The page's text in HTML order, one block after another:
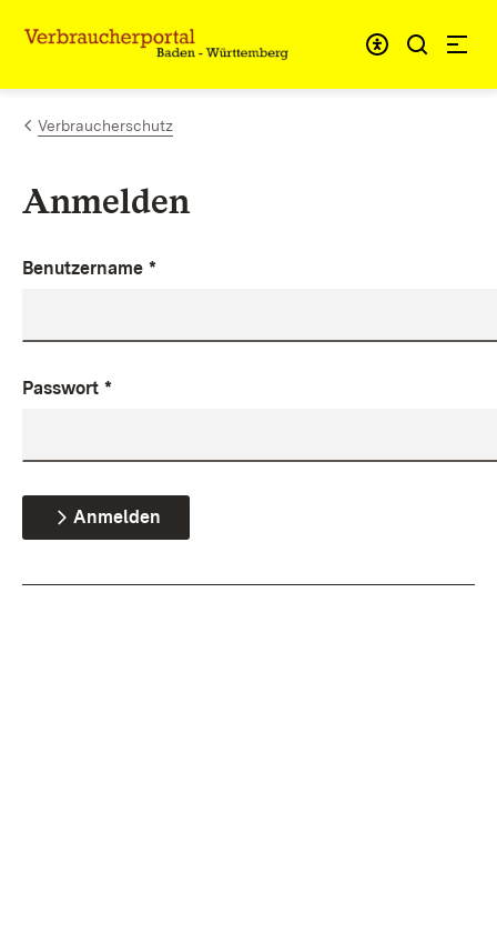
Zum Inhalt springen
Link zur Startseite
Verbraucherschutz
Anmelden
Benutzername *
Passwort *
Anmelden